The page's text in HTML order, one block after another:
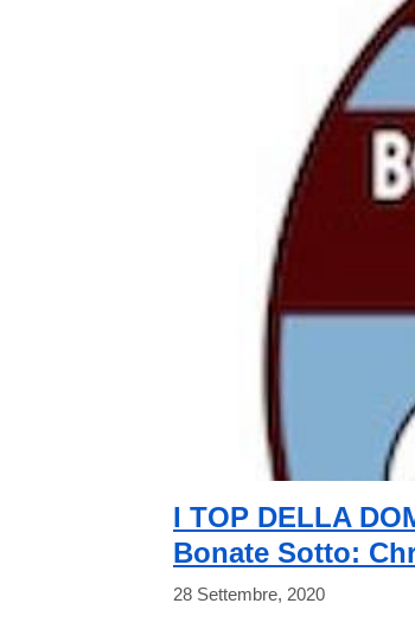
I TOP DELLA
Bonate Sotto:
28 Settembre, 2020